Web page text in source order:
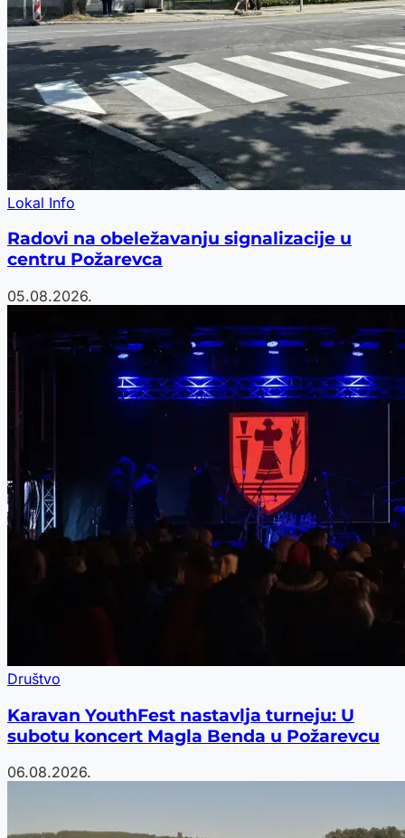
Lokal Info
Radovi na obeležavanju signalizacije u
centru Požarevca
05.08.2026.
Društvo
Karavan YouthFest nastavlja turneju: U
subotu koncert Magla Benda u Požarevcu
06.08.2026.